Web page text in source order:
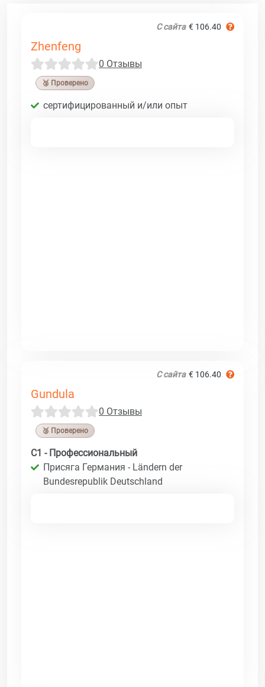
С сайта € 106.40
Zhenfeng
0 Отзывы
🥉 Проверено
сертифицированный и/или опыт
С сайта € 106.40
Gundula
0 Отзывы
🥉 Проверено
C1 - Профессиональный
Присяга Германия - Ländern der
Bundesrepublik Deutschland